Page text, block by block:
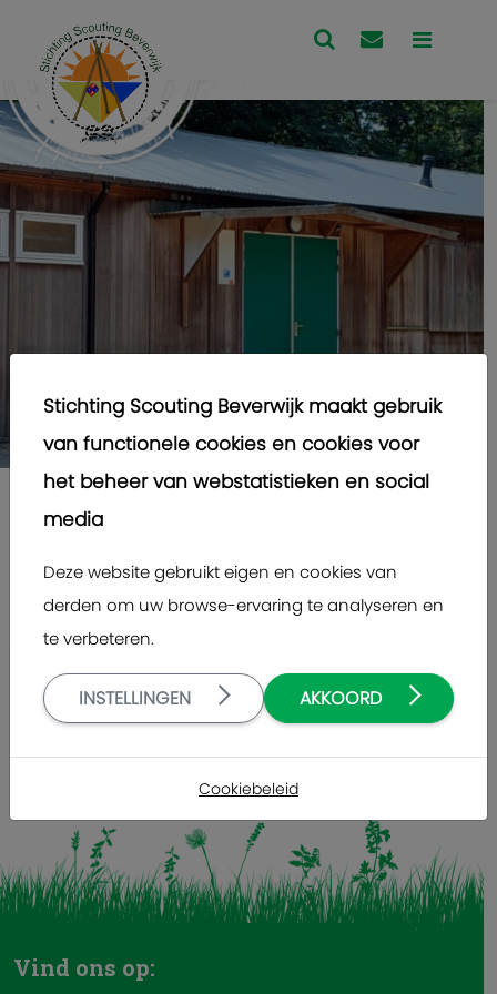
Zoekformulier
Zoektermen:
Type 2 or more characters for results.
ZOEKEN
UITGEBREID ZOEKEN
Vind ons op:
Stichting Scouting Beverwijk maakt gebruik
van functionele cookies en cookies voor
het beheer van webstatistieken en social
media
Deze website gebruikt eigen en cookies van
derden om uw browse-ervaring te analyseren en
te verbeteren.
INSTELLINGEN AKKOORD
Cookiebeleid